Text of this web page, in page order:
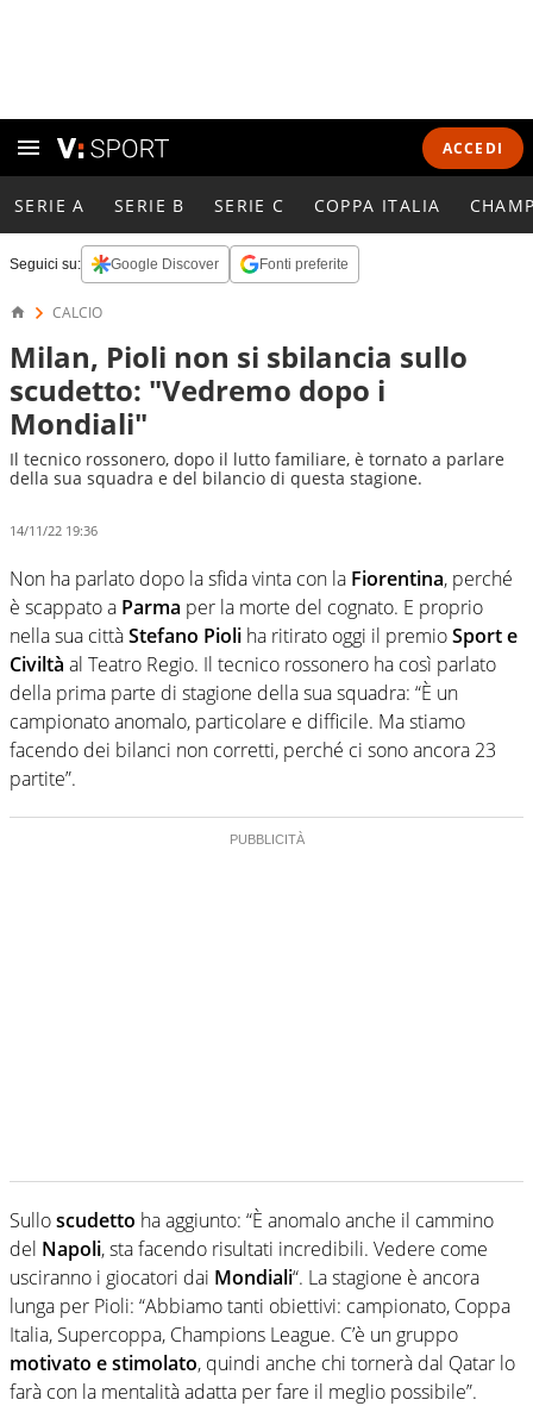
ACCEDI
SERIE A SERIE B SERIE C COPPA ITALIA
Seguici su: Google Discover Fonti preferite
CALCIO
Milan, Pioli non si sbilancia sullo
scudetto: "Vedremo dopo i
Mondiali"
Il tecnico rossonero, dopo il lutto familiare, è tornato a parlare
della sua squadra e del bilancio di questa stagione.
14/11/22 19:36
Non ha parlato dopo la sfida vinta con la Fiorentina, perché
è scappato a Parma per la morte del cognato. E proprio
nella sua cittàStefano Pioli ha ritirato oggi il premioSport e
Civiltà al Teatro Regio. Il tecnico rossonero ha così parlato
della prima parte di stagione della sua squadra: “È un
campionato anomalo, particolare e difficile. Ma stiamo
facendo dei bilanci non corretti, perché ci sono ancora 23
partite”.
Sulloscudetto ha aggiunto: “È anomalo anche il cammino
del Napoli, sta facendo risultati incredibili. Vedere come
usciranno i giocatori dai Mondiali“. La stagione è ancora
lunga per Pioli: “Abbiamo tanti obiettivi: campionato, Coppa
Italia, Supercoppa, Champions League. C’è un gruppo
motivato e stimolato, quindi anche chi tornerà dal Qatar lo
farà con la mentalità adatta per fare il meglio possibile”.